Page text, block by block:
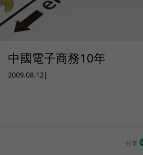
中國電子商務10年
2009.08.12|
分享